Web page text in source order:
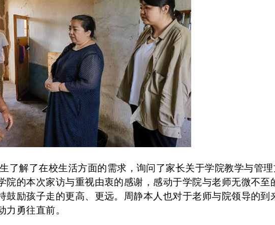
了解了在校生活方面的需求，询问了家长关于学院教学与管
院的本次家访与重视由衷的感谢，感动于学院与老师无微不至
鼓励孩子走的更高、更远。周静本人也对于老师与院领导的到
勇往直前。